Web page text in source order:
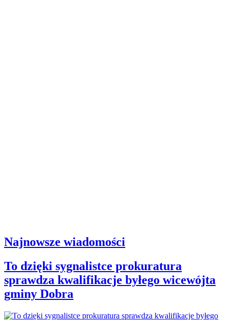
Najnowsze wiadomości
To dzięki sygnalistce prokuratura
sprawdza kwalifikacje byłego wicewójta
gminy Dobra